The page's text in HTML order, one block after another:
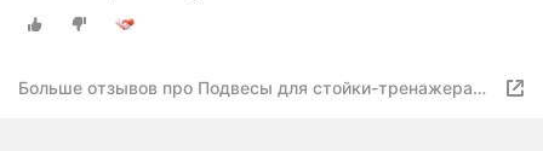
Больше отзывов про Подвесы для стойки-тренажера